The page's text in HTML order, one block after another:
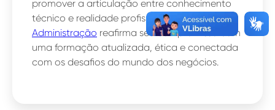
promover a articulação entre conhecimento
técnico e realidade profissional, o curso de
Administração reafirma seu compromisso com
uma formação atualizada, ética e conectada
com os desafios do mundo dos negócios.